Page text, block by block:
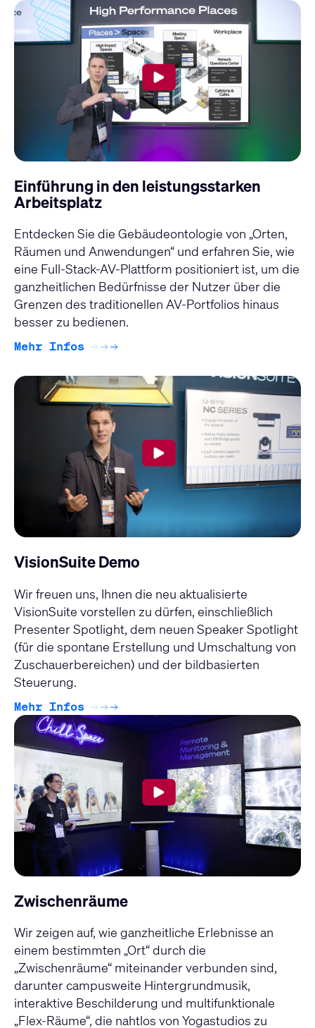
Einführung in den leistungsstarken
Arbeitsplatz
Entdecken Sie die Gebäudeontologie von „Orten,
Räumen und Anwendungen“ und erfahren Sie, wie
eine Full-Stack-AV-Plattform positioniert ist, um die
ganzheitlichen Bedürfnisse der Nutzer über die
Grenzen des traditionellen AV-Portfolios hinaus
besser zu bedienen.
Mehr Infos
VisionSuite Demo
Wir freuen uns, Ihnen die neu aktualisierte
VisionSuite vorstellen zu dürfen, einschließlich
Presenter Spotlight, dem neuen Speaker Spotlight
(für die spontane Erstellung und Umschaltung von
Zuschauerbereichen) und der bildbasierten
Steuerung.
Mehr Infos
Zwischenräume
Wir zeigen auf, wie ganzheitliche Erlebnisse an
einem bestimmten „Ort“ durch die
„Zwischenräume“ miteinander verbunden sind,
darunter campusweite Hintergrundmusik,
interaktive Beschilderung und multifunktionale
„Flex-Räume“, die nahtlos von Yogastudios zu